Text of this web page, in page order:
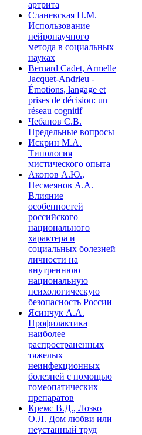
артрита
Сланевская Н.М.
Использование
нейронаучного
метода в социальных
науках
Bernard Cadet, Armelle
Jacquet-Andrieu -
Émotions, langage et
prises de décision: un
réseau cognitif
Чебанов С.В.
Предельные вопросы
Искрин М.А.
Типология
мистического опыта
Акопов А.Ю.,
Несмеянов А.А.
Влияние
особенностей
российского
национального
характера и
социальных болезней
личности на
внутреннюю
национальную
психологическую
безопасность России
Ясинчук А.А.
Профилактика
наиболее
распространенных
тяжелых
неинфекционных
болезней с помощью
гомеопатических
препаратов
Кремс В.Д., Лозко
О.Л. Дом любви или
неустанный труд